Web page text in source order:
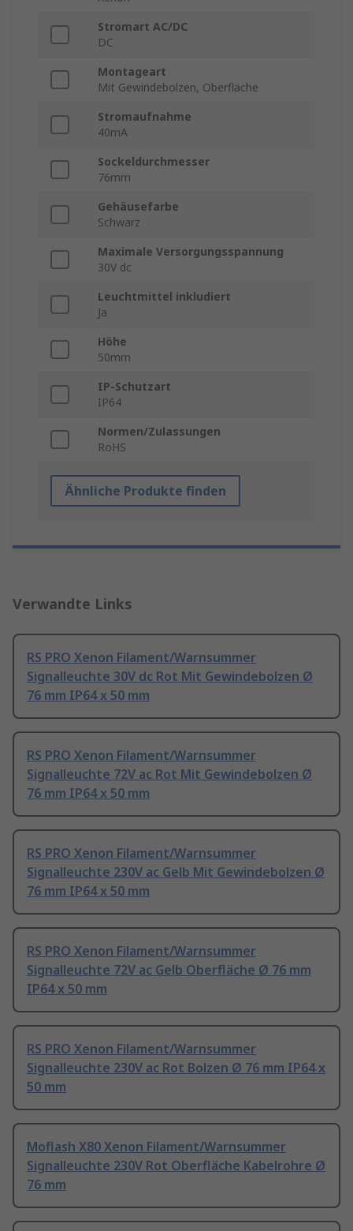
Stromart AC/DC
DC
Montageart
Mit Gewindebolzen, Oberfläche
Stromaufnahme
40mA
Sockeldurchmesser
76mm
Gehäusefarbe
Schwarz
Maximale Versorgungsspannung
30V dc
Leuchtmittel inkludiert
Ja
Höhe
50mm
IP-Schutzart
IP64
Normen/Zulassungen
RoHS
Ähnliche Produkte finden
Verwandte Links
RS PRO Xenon Filament/Warnsummer
Signalleuchte 30V dc Rot Mit Gewindebolzen Ø
76 mm IP64 x 50 mm
RS PRO Xenon Filament/Warnsummer
Signalleuchte 72V ac Rot Mit Gewindebolzen Ø
76 mm IP64 x 50 mm
RS PRO Xenon Filament/Warnsummer
Signalleuchte 230V ac Gelb Mit Gewindebolzen Ø
76 mm IP64 x 50 mm
RS PRO Xenon Filament/Warnsummer
Signalleuchte 72V ac Gelb Oberfläche Ø 76 mm
IP64 x 50 mm
RS PRO Xenon Filament/Warnsummer
Signalleuchte 230V ac Rot Bolzen Ø 76 mm IP64 x
50 mm
Moflash X80 Xenon Filament/Warnsummer
Signalleuchte 230V Rot Oberfläche Kabelrohre Ø
76 mm